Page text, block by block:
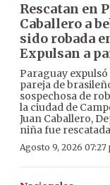
Rescatan en
Caballero a
sido robada
Expulsan a
Paraguay
pareja de
sospechosa de
la ciudad de
Juan Caballero,
niña fue
Agosto 9, 2026 07:27